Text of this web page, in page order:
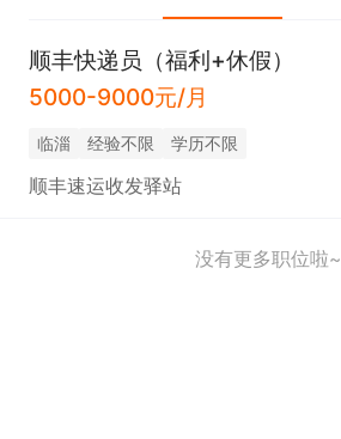
顺丰快递员（福利+休假）
5000-9000元/月
临淄 经验不限 学历不限
顺丰速运收发驿站
没有更多职位啦~